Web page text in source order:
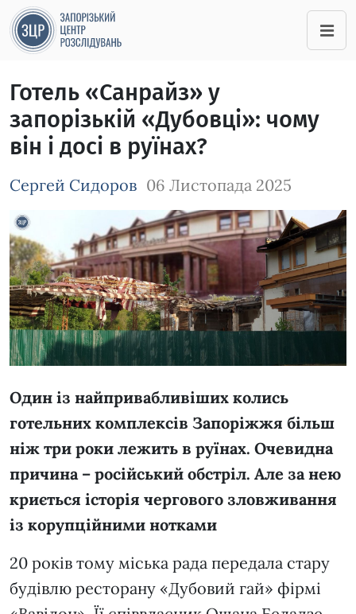
Готель «Санрайз» у
запорізькій «Дубовці»: чому
він і досі в руїнах?
Сергей Сидоров 06 Листопада 2025
Зображення завантажується
Один із найпривабливіших колись
готельних комплексів Запоріжжя більш
ніж три роки лежить в руїнах. Очевидна
причина – російський обстріл. Але за нею
криється історія чергового зловживання
із корупційними нотками
20 років тому міська рада передала стару
будівлю ресторану «Дубовий гай» фірмі